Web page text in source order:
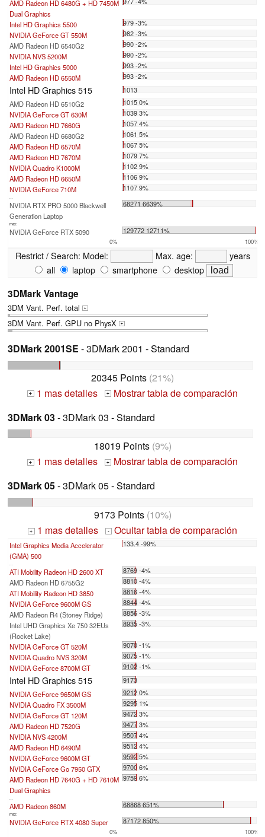
AMD Radeon HD 6480G + HD 7450M
Dual Graphics
Intel HD Graphics 5500
979 -3%
NVIDIA GeForce GT 550M
982 -3%
AMD Radeon HD 6540G2
990 -2%
NVIDIA NVS 5200M
990 -2%
Intel HD Graphics 5000
993 -2%
AMD Radeon HD 6550M
993 -2%
Intel HD Graphics 515
1013
AMD Radeon HD 6510G2
1015 0%
NVIDIA GeForce GT 630M
1039 3%
AMD Radeon HD 7660G
1057 4%
AMD Radeon HD 6680G2
1061 5%
AMD Radeon HD 6570M
1067 5%
AMD Radeon HD 7670M
1079 7%
NVIDIA Quadro K1000M
1102 9%
AMD Radeon HD 6650M
1106 9%
NVIDIA GeForce 710M
1107 9%
...
NVIDIA RTX PRO 5000 Blackwell
Generation Laptop
68271 6639%
max:
NVIDIA GeForce RTX 5090 129772 12711%
0% 100%
Restrict / Search: Model: Max. age:
years
all
laptop smartphone desktop
3DMark Vantage
3DM Vant. Perf. total +
3DM Vant. Perf. GPU no PhysX +
3DMark 2001SE - 3DMark 2001 - Standard
20345 Points (21%)
+ 1 mas detalles +
Mostrar tabla de comparación
3DMark 03- 3DMark 03 - Standard
18019 Points(9%)
+ 1 mas detalles +
Mostrar tabla de comparación
3DMark 05- 3DMark 05 - Standard
9173 Points(10%)
+ 1 mas detalles - Ocultar tabla de comparación
Intel Graphics Media Accelerator
(GMA) 500
133.4 -99%
...
ATI Mobility Radeon HD 2600 XT
8769 -4%
AMD Radeon HD 6755G2
8810 -4%
ATI Mobility Radeon HD 3850
8816 -4%
NVIDIA GeForce 9600M GS
8844 -4%
AMD Radeon R4 (Stoney Ridge)
8856 -3%
Intel UHD Graphics Xe 750 32EUs
(Rocket Lake)
8935 -3%
NVIDIA GeForce GT 520M
9070 -1%
NVIDIA Quadro NVS 320M
9075 -1%
NVIDIA GeForce 8700M GT
9102 -1%
Intel HD Graphics 515
9173
NVIDIA GeForce 9650M GS
9212 0%
NVIDIA Quadro FX 3500M
9295 1%
NVIDIA GeForce GT 120M
9472 3%
AMD Radeon HD 7520G
9477 3%
NVIDIA NVS 4200M
9507 4%
AMD Radeon HD 6490M
9512 4%
NVIDIA GeForce 9600M GT
9592 5%
NVIDIA GeForce Go 7950 GTX
9700 6%
AMD Radeon HD 7640G + HD 7610M
Dual Graphics
9759 6%
...
AMD Radeon 860M 68868 651%
max:
NVIDIA GeForce RTX 4080 Super 87172 850%
0% 100%